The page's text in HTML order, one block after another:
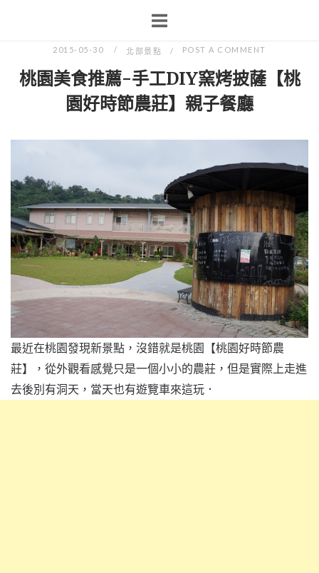
2015-05-30 北部景點 POST A COMMENT
桃園美食推薦-手工DIY窯烤披薩【桃
園好時節農莊】親子餐廳
最近在桃園發現新景點，沒錯就是桃園【桃園好時節農
莊】，從外觀看感覺只是一個小小的農莊，但是實際上走進
去後別有洞天，當天也有遊覽車來這玩．